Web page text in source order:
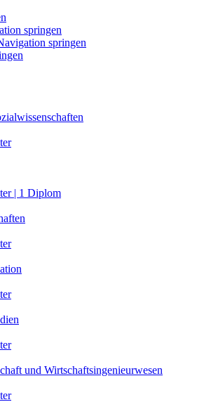
springen
springen
| 1 Diplom
und Wirtschaftsingenieurwesen